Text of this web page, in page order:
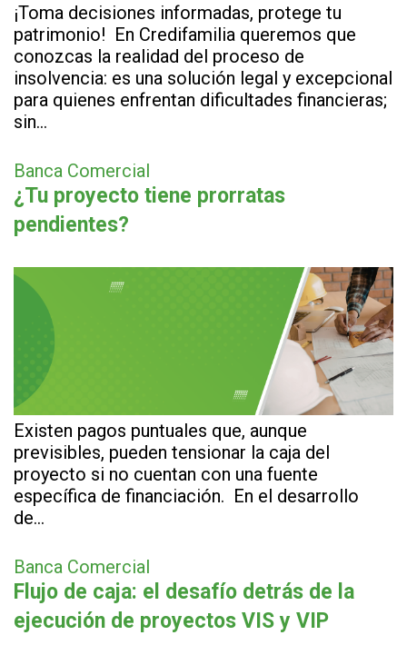
¡Toma decisiones informadas, protege tu
patrimonio! En Credifamilia queremos que
conozcas la realidad del proceso de
insolvencia: es una solución legal y excepcional
para quienes enfrentan dificultades financieras;
sin…
Banca Comercial
¿Tu proyecto tiene prorratas
pendientes?
Existen pagos puntuales que, aunque
previsibles, pueden tensionar la caja del
proyecto si no cuentan con una fuente
específica de financiación. En el desarrollo
de…
Banca Comercial
Flujo de caja: el desafío detrás de la
ejecución de proyectos VIS y VIP